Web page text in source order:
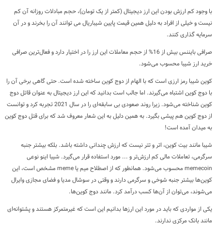
با وجود کم ارزش بودن این ارز دیجیتال (کمتر از یک تومان)، حجم مبادلات روزانه آن کم
نیست و خیلی از افراد به دلیل همین قیمت پایین شیباريال می توانند آن را بخرند و در آن
سرمایه گذاری کنند.
صرافی بایننس بیش از 16% از حجم معاملات این ارز را در اختیار دارد و فعال‌ترین صرافی
خرید ارز شیبا محسوب می‌شود.
کوین شیبا رمز ارزی است که با الهام از دوج کوین ساخته شده است. حتی گاهی برخی آن را
با دوج کوین اشتباه می‌گیرند. اما جالب است بدانید که این ارز دیجیتال به عنوان قاتل دوج
کوین شناخته می‌شود. زیرا روند صعودی بی سابقه‌ای را در سال 2021 تجربه کرد و توانست
از دوج کوین هم پیشی بگیرد. به همین دلیل به این شعار معروف شد که برای قتل دوج کوین
به میدان آمده است!
شیبا مانند بیت کوین، اتر و تتر نیست که ارزش چندانی داشته باشد. بلکه بیشتر جنبه
سرگرمی، تعاملات مالی کم ارزش‌تر و ... مورد استفاده قرار می‌گیرد. شیبا اینو نوعی
memecoin محسوب می‌شود. همانطور که از اصطلاح میم یا meme مشخص است، این
کوین‌ها بیشتر جنبه شوخی و سرگرمی دارند و وقتی در سوشال مدیا و فضای مجازی وایرال
می‌شوند، می‌توان از آن‌ها کسب درآمد کرد. مانند دوج کوین‌ها.
یکی از مواردی که باید در مورد این ارز‌ها بدانیم این است که غیرمتمرکز هستند و پشتوانه‌ای
مانند بانک مرکزی ندارند.